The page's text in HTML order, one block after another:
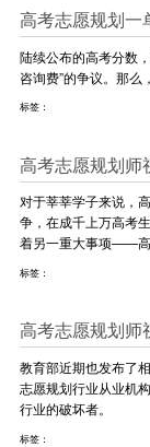
陆续公布的高考分数
咨询费”的争议。那么
标签：
对于莘莘学子来说，
争，在成千上万高考
着另一重大事项——高
标签：
教育部近期也发布了
志愿规划行业从业机
行业的破坏者。
标签：